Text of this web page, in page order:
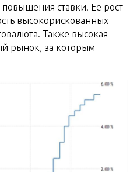
повышения ставки. Ее рост
высокорискованных
Также высокая
рынок, за которым